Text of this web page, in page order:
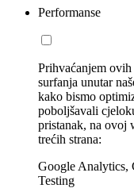
Performanse
Prihvaćanjem
surfanja unutar
kako bismo
poboljšavali
pristanak, na ovoj
trećih strana:
Google Analytics,
Testing